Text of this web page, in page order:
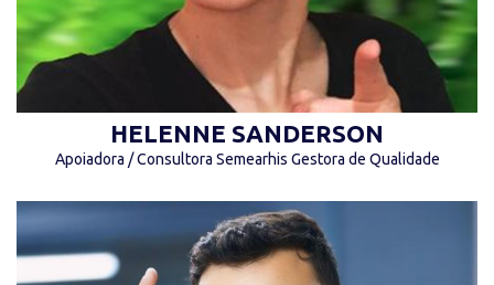
HELENNE SANDERSON
Apoiadora / Consultora Semearhis Gestora de Qualidade